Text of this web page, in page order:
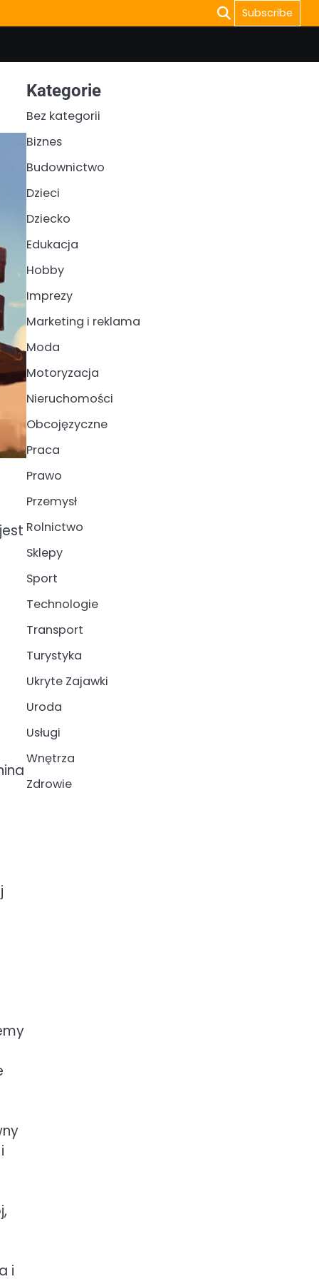
Subscribe
i
Kategorie
Bez kategorii
Biznes
Budownictwo
Dzieci
Dziecko
Edukacja
Hobby
Imprezy
Marketing i reklama
Moda
Motoryzacja
Nieruchomości
Obcojęzyczne
Praca
Prawo
Przemysł
Rolnictwo
Sklepy
Sport
Technologie
Transport
Turystyka
Ukryte Zajawki
Uroda
Usługi
Wnętrza
Zdrowie